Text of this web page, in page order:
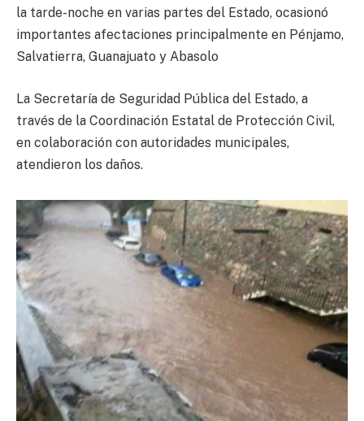
la tarde-noche en varias partes del Estado, ocasionó
importantes afectaciones principalmente en Pénjamo,
Salvatierra, Guanajuato y Abasolo
La Secretaría de Seguridad Pública del Estado, a
través de la Coordinación Estatal de Protección Civil,
en colaboración con autoridades municipales,
atendieron los daños.